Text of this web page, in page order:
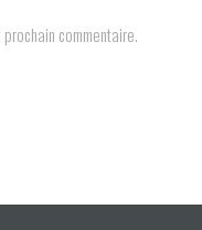
commentaire.